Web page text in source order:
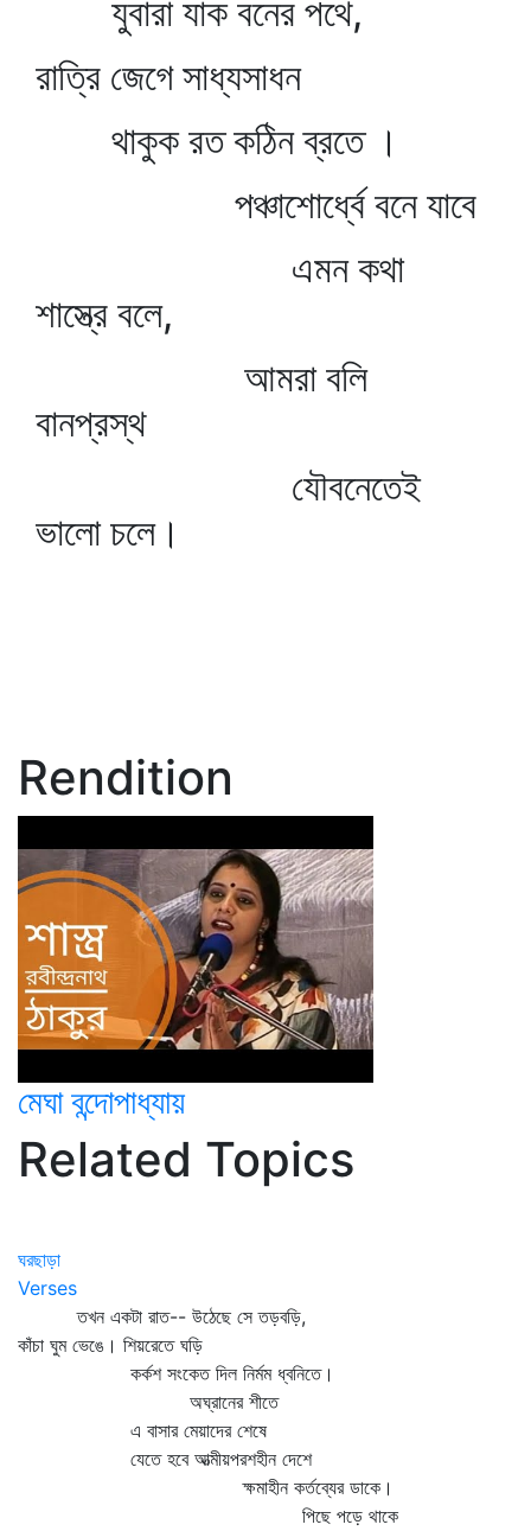
যুবারা যাক বনের পথে,
রাত্রি জেগে সাধ্যসাধন
থাকুক রত কঠিন ব্রতে ।
পঞ্চাশোর্ধ্বে বনে যাবে
এমন কথা
শাস্ত্রে বলে,
আমরা বলি
বানপ্রস্থ
যৌবনেতেই
ভালো চলে।
Rendition
মেঘা বন্দোপাধ্যায়
Related Topics
ঘরছাড়া
Verses
তখন একটা রাত-- উঠেছে সে তড়বড়ি,
কাঁচা ঘুম ভেঙে। শিয়রেতে ঘড়ি
কর্কশ সংকেত দিল নির্মম ধ্বনিতে।
অঘ্রানের শীতে
এ বাসার মেয়াদের শেষে
যেতে হবে আত্মীয়পরশহীন দেশে
ক্ষমাহীন কর্তব্যের ডাকে।
পিছে পড়ে থাকে